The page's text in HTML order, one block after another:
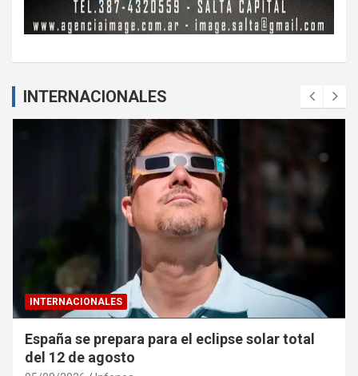
INTERNACIONALES
INTERNACIONALES
España se prepara para el eclipse solar total
del 12 de agosto